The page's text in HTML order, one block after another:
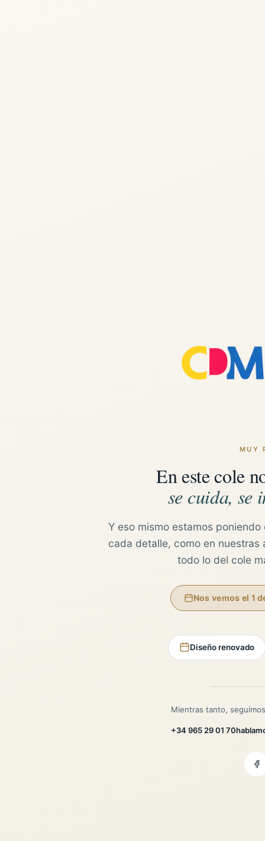
MUY
En este cole
se cuida, se
Y eso mismo estamos
cada detalle, como en nuestras
todo lo del cole
Nos vemos el 1
Diseño renovado
Mientras tanto,
+34 965 29 01 70